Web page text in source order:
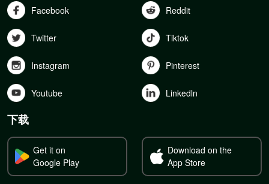
Facebook Reddit
Twitter Tiktok
Instagram Pinterest
Youtube Linkedln
下载
Get it on
Google Play
Download on the
App Store